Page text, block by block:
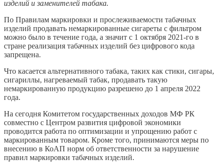
изделий и заменителей табака.
По Правилам маркировки и прослеживаемости табачных
изделий продавать немаркированные сигареты с фильтром
можно было в течение года, а значит с 1 октября 2021-го в
стране реализация табачных изделий без цифрового кода
запрещена.
Что касается альтернативного табака, таких как стики, сигары,
сигариллы, нагреваемый табак, продавать такую
немаркированную продукцию разрешено до 1 апреля 2022
года.
На сегодня Комитетом государственных доходов МФ РК
совместно с Центром развития цифровой экономики
проводится работа по оптимизации и упрощению работ с
маркированным товаром. Кроме того, принимаются меры по
внесению в КоАП норм об ответственности за нарушение
правил маркировки табачных изделий.